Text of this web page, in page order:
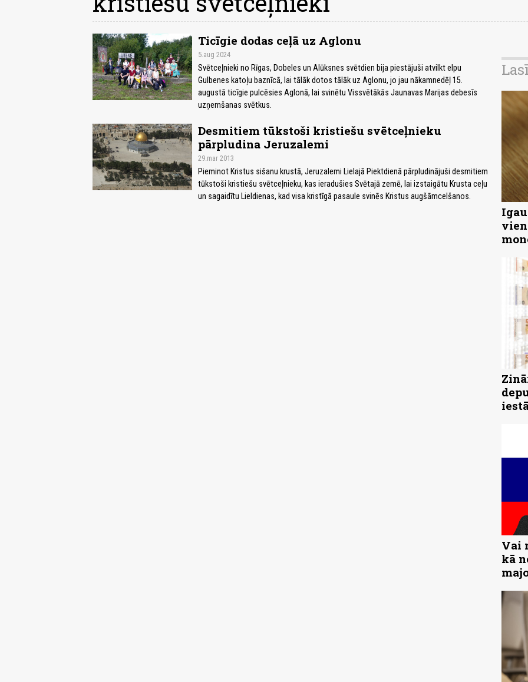
Ticīgie dodas ceļā uz Aglonu
5.aug 2024
Svētceļnieki no Rīgas, Dobeles un Alūksnes svētdien bija piestājuši atvilkt elpu
Gulbenes katoļu baznīcā, lai tālāk dotos tālāk uz Aglonu, jo jau nākamnedēļ 15.
augustā ticīgie pulcēsies Aglonā, lai svinētu Vissvētākās Jaunavas Marijas debesīs
uzņemšanas svētkus.
Desmitiem tūkstoši kristiešu svētceļnieku
pārpludina Jeruzalemi
29.mar 2013
Pieminot Kristus sišanu krustā, Jeruzalemi Lielajā Piektdienā pārpludinājuši desmitiem
tūkstoši kristiešu svētceļnieku, kas ieradušies Svētajā zemē, lai izstaigātu Krusta ceļu
un sagaidītu Lieldienas, kad visa kristīgā pasaule svinēs Kristus augšāmcelšanos.
Vai
kā